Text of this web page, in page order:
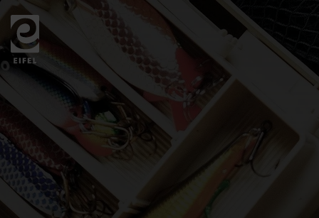
Zurück
zur
Startseite